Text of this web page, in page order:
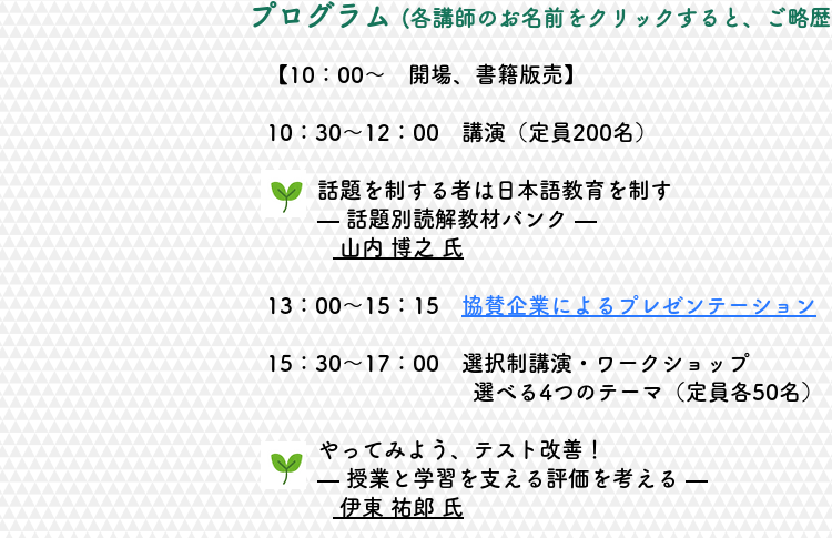
プログラム (各講師のお名前をクリックすると、ご略
【10：00～ 開場、書籍版売】
10：30～12：00 講演（定員200名）
話題を制する者は日本語教育を制す
― 話題別読解教材バンク ―
山内 博之 氏
13：00～15：15 協賛企業によるプレゼンテーション
15：30～17：00 選択制講演・ワークショップ
選べる4つのテーマ（定員各50名）
やってみよう、テスト改善！
― 授業と学習を支える評価を考える ―
伊東 祐郎 氏